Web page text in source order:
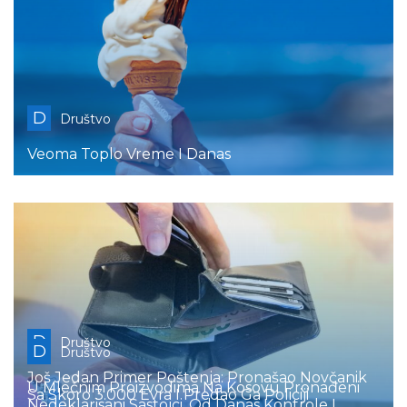
D Društvo
Veoma Toplo Vreme I Danas
D Društvo
Još Jedan Primer Poštenja: Pronašao Novčanik
Sa Skoro 3.000 Evra I Predao Ga Policiji
D Društvo
U Mlečnim Proizvodima Na Kosovu Pronađeni